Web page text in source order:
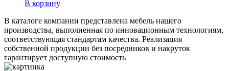
В корзину
В каталоге компании представлена мебель нашего
производства, выполненная по инновационным технологиям,
соответствующая стандартам качества. Реализация
собственной продукции без посредников и накруток
гарантирует доступную стоимость